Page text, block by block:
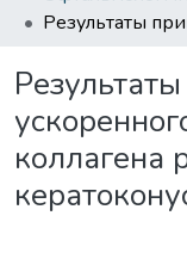
коллагена